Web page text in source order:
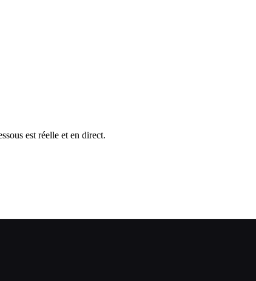
est réelle et en direct.